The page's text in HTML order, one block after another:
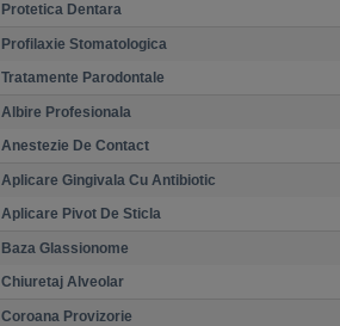
Protetica Dentara
Profilaxie Stomatologica
Tratamente Parodontale
Albire Profesionala
Anestezie De Contact
Aplicare Gingivala Cu Antibiotic
Aplicare Pivot De Sticla
Baza Glassionome
Chiuretaj Alveolar
Coroana Provizorie